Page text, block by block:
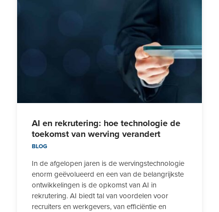
AI en rekrutering: hoe technologie de
toekomst van werving verandert
BLOG
In de afgelopen jaren is de wervingstechnologie
enorm geëvolueerd en een van de belangrijkste
ontwikkelingen is de opkomst van AI in
rekrutering. AI biedt tal van voordelen voor
recruiters en werkgevers, van efficiëntie en